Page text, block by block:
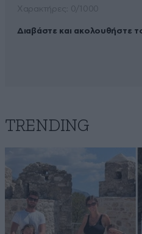
Διαβάστε και ακολουθήστε
TRENDING